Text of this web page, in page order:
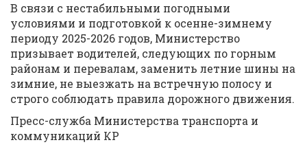
В связи с нестабильными погодными
условиями и подготовкой к осенне-зимнему
периоду 2025-2026 годов, Министерство
призывает водителей, следующих по горным
районам и перевалам, заменить летние шины на
зимние, не выезжать на встречную полосу и
строго соблюдать правила дорожного движения.
Пресс-служба Министерства транспорта и
коммуникаций КР